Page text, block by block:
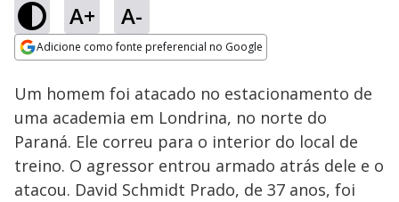
A+ A-
Adicione como fonte preferencial no Google
Ativar
Loaded
26.03%
Um homem foi atacado no estacionamento de
uma academia em Londrina, no norte do
Paraná. Ele correu para o interior do local de
treino. O agressor entrou armado atrás dele e o
atacou. David Schmidt Prado, de 37 anos, foi